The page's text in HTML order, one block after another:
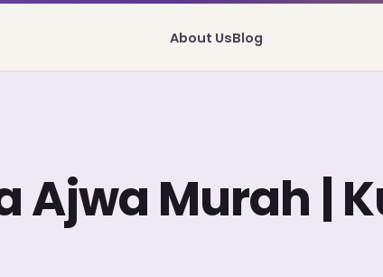
About UsBlog
Ajwa Murah |